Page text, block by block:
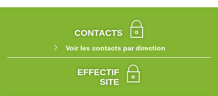
CONTACTS
Voir les contacts par direction
EFFECTIF
SITE